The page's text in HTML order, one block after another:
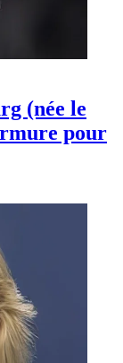
(née le
pour